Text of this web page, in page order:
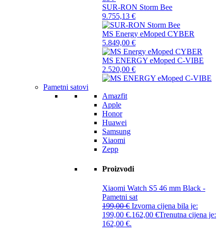
SUR-RON Storm Bee
9.755,13 €
MS Energy eMoped CYBER
5.849,00 €
MS ENERGY eMoped C-VIBE
2.520,00 €
Pametni satovi
Amazfit
Apple
Honor
Huawei
Samsung
Xiaomi
Zepp
Proizvodi
Xiaomi Watch S5 46 mm Black -
Pametni sat
199,00€ Izvorna cijena bila je:
199,00 €.162,00 €Trenutna cijena je:
162,00 €.